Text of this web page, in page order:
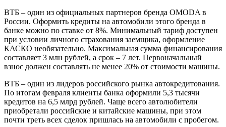
ВТБ – один из официальных партнеров бренда OMODA в
России. Оформить кредиты на автомобили этого бренда в
банке можно по ставке от 8%. Минимальный тариф доступен
при условии личного страхования заемщика, оформление
КАСКО необязательно. Максимальная сумма финансирования
составляет 3 млн рублей, а срок – 7 лет. Первоначальный
взнос должен составлять не менее 20% от стоимости машины.
ВТБ – один из лидеров российского рынка автокредитования.
По итогам февраля клиенты банка оформили 5,3 тысячи
кредитов на 6,5 млрд рублей. Чаще всего автолюбители
приобретали российские и китайские машины, при этом
почти треть всех сделок пришлась на автомобили с пробегом.